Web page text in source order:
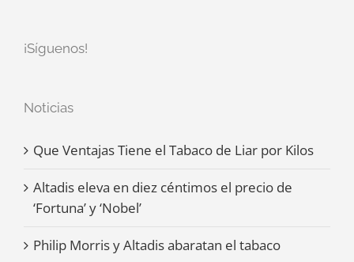
¡Síguenos!
Noticias
Que Ventajas Tiene el Tabaco de Liar por Kilos
Altadis eleva en diez céntimos el precio de
‘Fortuna’ y ‘Nobel’
Philip Morris y Altadis abaratan el tabaco